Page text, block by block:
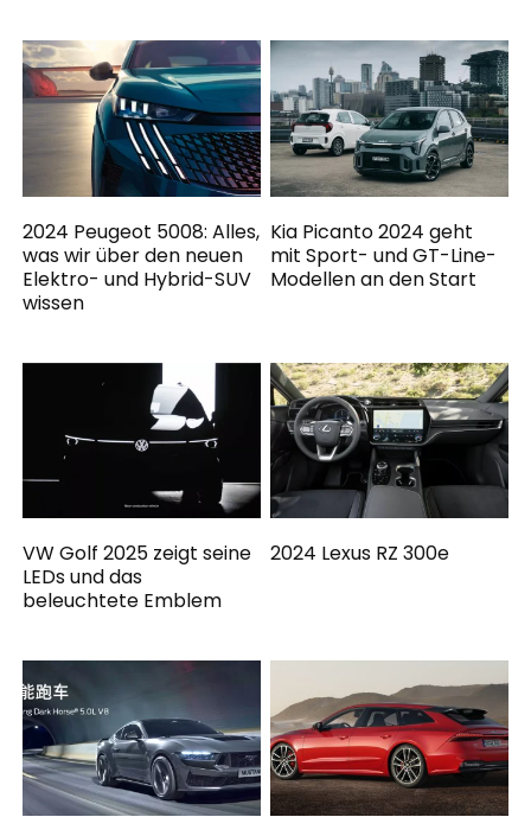
2024 Peugeot 5008: Alles,
was wir über den neuen
Elektro- und Hybrid-SUV
wissen
Kia Picanto 2024 geht
mit Sport- und GT-Line-
Modellen an den Start
VW Golf 2025 zeigt seine
LEDs und das
beleuchtete Emblem
2024 Lexus RZ 300e